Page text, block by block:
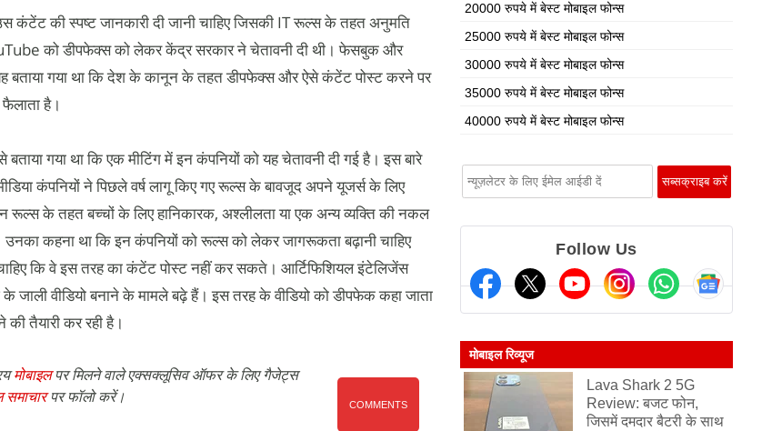
कंटेंट की स्पष्ट जानकारी दी जानी चाहिए जिसकी IT रूल्स के तहत अनुमति
को डीपफेक्स को लेकर केंद्र सरकार ने चेतावनी दी थी। फेसबुक और
बताया गया था कि देश के कानून के तहत डीपफेक्स और ऐसे कंटेंट पोस्ट करने पर
है।
गया था कि एक मीटिंग में इन कंपनियों को यह चेतावनी दी गई है। इस बारे
कंपनियों ने पिछले वर्ष लागू किए गए रूल्स के बावजूद अपने यूजर्स के लिए
रूल्स के तहत बच्चों के लिए हानिकारक, अश्लीलता या एक अन्य व्यक्ति की नकल
उनका कहना था कि इन कंपनियों को रूल्स को लेकर जागरूकता बढ़ानी चाहिए
कि वे इस तरह का कंटेंट पोस्ट नहीं कर सकते। आर्टिफिशियल इंटेलिजेंस
वीडियो बनाने के मामले बढ़े हैं। इस तरह के वीडियो को डीपफेक कहा जाता
तैयारी कर रही है।
COMMENTS
मोबाइलपर मिलने वाले एक्सक्लूसिव ऑफर के लिए गैजेट्स
समाचारपर फॉलो करें।
20000 रुपये में बेस्ट मोबाइल फोन्स
25000 रुपये में बेस्ट मोबाइल फोन्स
30000 रुपये में बेस्ट मोबाइल फोन्स
35000 रुपये में बेस्ट मोबाइल फोन्स
40000 रुपये में बेस्ट मोबाइल फोन्स
Follow Us
मोबाइल रिव्यूज
Lava Shark 2 5G
Review: बजट फोन,
जिसमें दमदार बैटरी के साथ